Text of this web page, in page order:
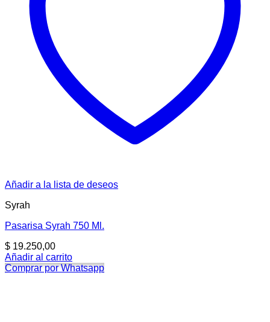
Añadir a la lista de deseos
Syrah
Pasarisa Syrah 750 Ml.
$ 19.250,00
Añadir al carrito
Comprar por Whatsapp